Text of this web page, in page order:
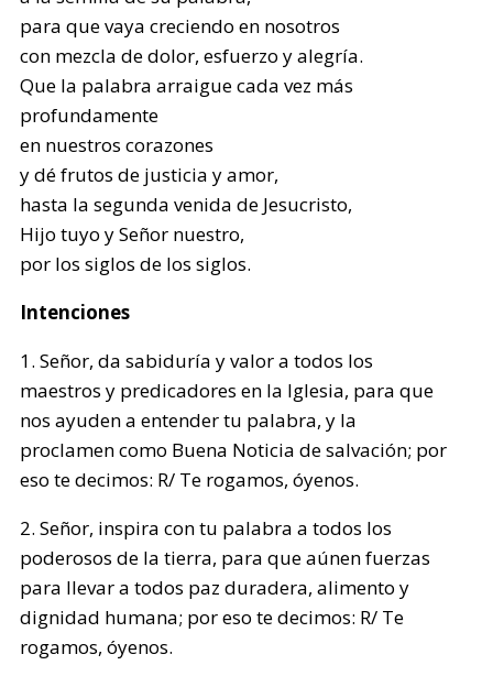
para que vaya creciendo en nosotros
con mezcla de dolor, esfuerzo y alegría.
Que la palabra arraigue cada vez más
profundamente
en nuestros corazones
y dé frutos de justicia y amor,
hasta la segunda venida de Jesucristo,
Hijo tuyo y Señor nuestro,
por los siglos de los siglos.
Intenciones
1. Señor, da sabiduría y valor a todos los
maestros y predicadores en la Iglesia, para que
nos ayuden a entender tu palabra, y la
proclamen como Buena Noticia de salvación; por
eso te decimos: R/ Te rogamos, óyenos.
2. Señor, inspira con tu palabra a todos los
poderosos de la tierra, para que aúnen fuerzas
para llevar a todos paz duradera, alimento y
dignidad humana; por eso te decimos: R/ Te
rogamos, óyenos.